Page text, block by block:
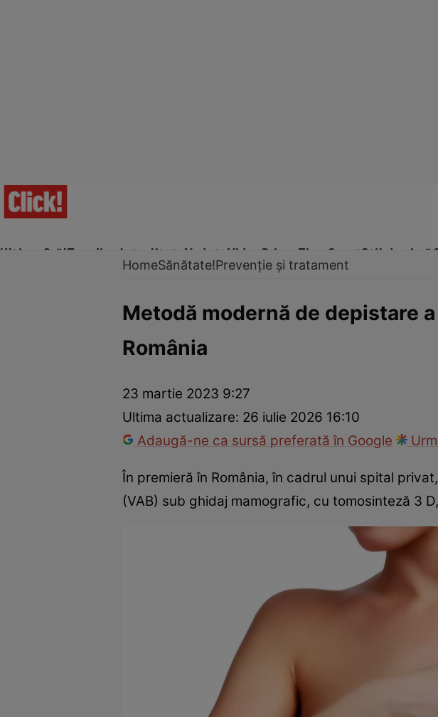
Ultima Oră!Trending Actualitate Vedete Video Prime Time SportStil de viață
Prevenție și tratamentRemedii naturiste
HomeSănătate!Prevenție și tratament
Metodă modernă de depistare
România
23 martie 2023 9:27
Ultima actualizare: 26 iulie 2026 16:10
Adaugă-ne ca sursă preferată în Google
În premieră în România, în cadrul unui spital
(VAB) sub ghidaj mamografic, cu tomosinteză 3